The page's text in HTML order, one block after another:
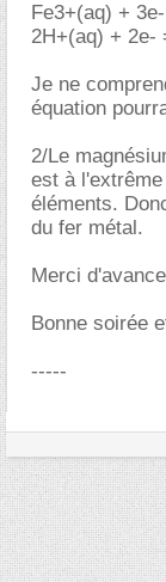
Fe3+(aq) +
2H+(aq) + 2e-
Je ne
équation
2/Le
est à
éléments.
du fer métal.
Merci
Bonne soirée
-----